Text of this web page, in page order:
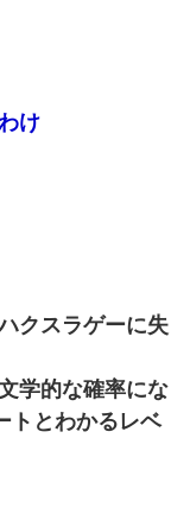
け
クスラゲーに失
学的な確率にな
トとわかるレベ